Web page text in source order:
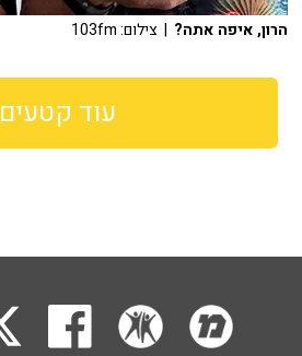
הרון, איפה אתה? | צילום: 103fm
עוד קטעים